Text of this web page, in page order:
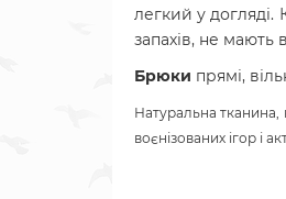
легкий у догляді.
запахів, не мають
Брюки прямі,
Натуральна тканина,
воєнізованих ігор і